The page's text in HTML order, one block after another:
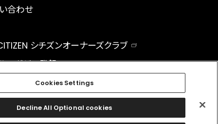
合わせ
シチズンオーナーズクラブ
マガジン登録
facebookinstagramtwitter
Cookies Settings
Decline All Optional cookies